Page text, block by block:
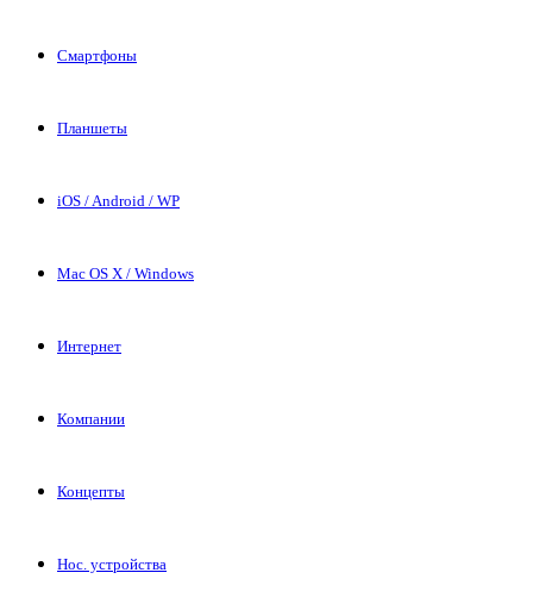
Смартфоны
Планшеты
iOS / Android / WP
Mac OS X / Windows
Интернет
Компании
Концепты
Нос. устройства